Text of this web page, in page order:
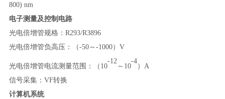
800) nm
电子测量及控制电路
光电倍增管规格： R293/R3896
光电倍增管负高压：（-50～-1000）V
光电倍增管电流测量范围：（ 10
-12
～ 10
-4
） A
信号采集： VF转换
计算机系统